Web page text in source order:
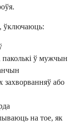
ўключаюць:
ў мужчын
захворванняў або
на тое, як